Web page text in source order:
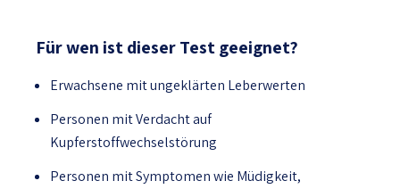
Für wen ist dieser Test geeignet?
Erwachsene mit ungeklärten Leberwerten
Personen mit Verdacht auf
Kupferstoffwechselstörung
Personen mit Symptomen wie Müdigkeit,